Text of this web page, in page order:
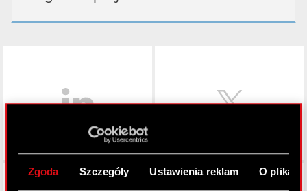
Zgoda Szczegóły Ustawienia reklam O
Facebook